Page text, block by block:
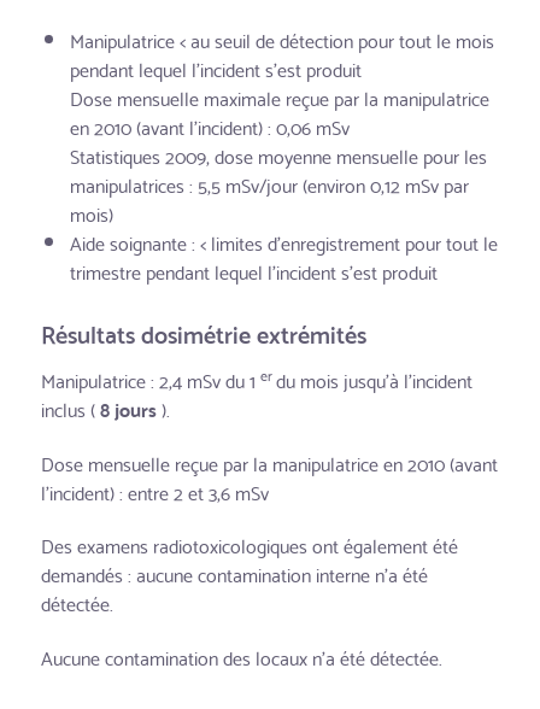
Manipulatrice < au seuil de détection pour tout le mois
pendant lequel l’incident s’est produit
Dose mensuelle maximale reçue par la manipulatrice
en 2010 (avant l’incident) : 0,06 mSv
Statistiques 2009, dose moyenne mensuelle pour les
manipulatrices : 5,5 mSv/jour (environ 0,12 mSv par
mois)
Aide soignante : < limites d’enregistrement pour tout le
trimestre pendant lequel l’incident s’est produit
Résultats dosimétrie extrémités
Manipulatrice : 2,4 mSv du 1 erdu mois jusqu’à l’incident
inclus (8 jours).
Dose mensuelle reçue par la manipulatrice en 2010 (avant
l’incident) : entre 2 et 3,6 mSv
Des examens radiotoxicologiques ont également été
demandés : aucune contamination interne n’a été
détectée.
Aucune contamination des locaux n’a été détectée.